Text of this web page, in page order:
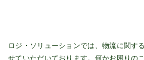
ロジ・ソリューションでは、物流に関す
せていただいております。何かお困りの